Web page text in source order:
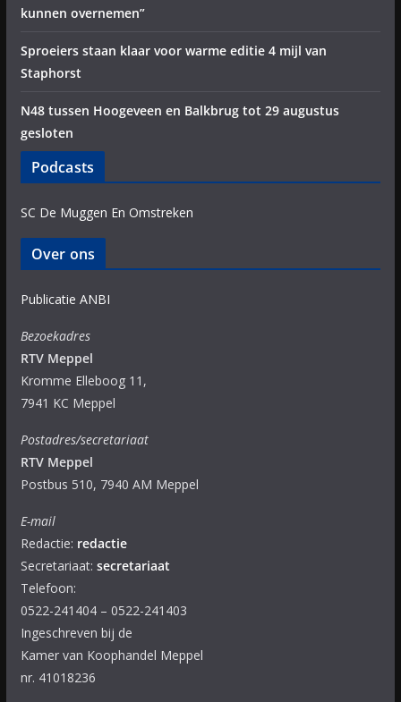
kunnen overnemen”
Sproeiers staan klaar voor warme editie 4 mijl van
Staphorst
N48 tussen Hoogeveen en Balkbrug tot 29 augustus
gesloten
Podcasts
SC De Muggen En Omstreken
Over ons
Publicatie ANBI
Bezoekadres
RTV Meppel
Kromme Elleboog 11,
7941 KC Meppel
Postadres/secretariaat
RTV Meppel
Postbus 510, 7940 AM Meppel
E-mail
Redactie: redactie
Secretariaat: secretariaat
Telefoon:
0522-241404 – 0522-241403
Ingeschreven bij de
Kamer van Koophandel Meppel
nr. 41018236